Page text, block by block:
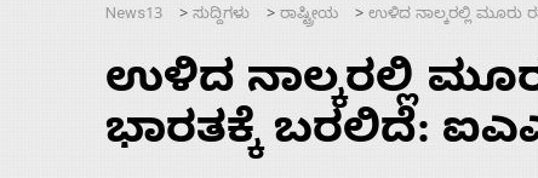
News13 > ಸುದ್ದಿಗಳು > ರಾಷ್ಟ್ರೀಯ > ಉಳಿದ ನಾಲ್ಕರಲ್ಲಿ ಮೂರು
ಉಳಿದ ನಾಲ್ಕರಲ್ಲಿ
ಭಾರತಕ್ಕೆ ಬರಲಿದೆ: